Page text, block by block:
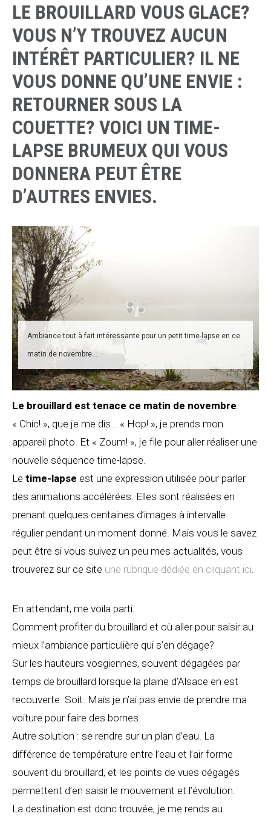
LE BROUILLARD VOUS GLACE?
VOUS N’Y TROUVEZ AUCUN
INTÉRÊT PARTICULIER? IL NE
VOUS DONNE QU’UNE ENVIE :
RETOURNER SOUS LA
COUETTE? VOICI UN TIME-
LAPSE BRUMEUX QUI VOUS
DONNERA PEUT ÊTRE
D’AUTRES ENVIES.
Ambiance tout à fait intéressante pour un petit time-lapse en ce
matin de novembre…
Le brouillard est tenace ce matin de novembre.
« Chic! », que je me dis… « Hop! », je prends mon
appareil photo. Et « Zoum! », je file pour aller réaliser une
nouvelle séquence time-lapse.
Le time-lapse est une expression utilisée pour parler
des animations accélérées. Elles sont réalisées en
prenant quelques centaines d’images à intervalle
régulier pendant un moment donné. Mais vous le savez
peut être si vous suivez un peu mes actualités, vous
trouverez sur ce site une rubrique dédiée en cliquant ici.
En attendant, me voila parti.
Comment profiter du brouillard et où aller pour saisir au
mieux l’ambiance particulière qui s’en dégage?
Sur les hauteurs vosgiennes, souvent dégagées par
temps de brouillard lorsque la plaine d’Alsace en est
recouverte. Soit. Mais je n’ai pas envie de prendre ma
voiture pour faire des bornes.
Autre solution : se rendre sur un plan d’eau. La
différence de température entre l’eau et l’air forme
souvent du brouillard, et les points de vues dégagés
permettent d’en saisir le mouvement et l’évolution.
La destination est donc trouvée, je me rends au